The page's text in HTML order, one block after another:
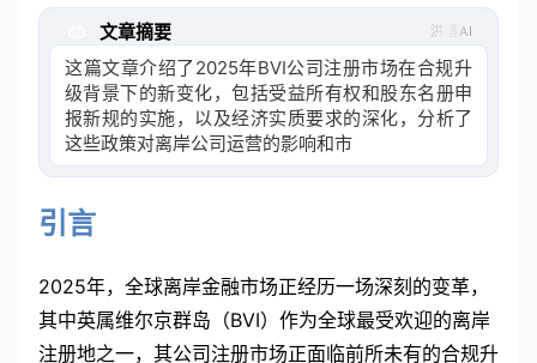
文章摘要 洪墨AI
这篇文章介绍了2025年BVI公司注册市场在合规升
级背景下的新变化，包括受益所有权和股东名册申
报新规的实施，以及经济实质要求的深化，分析了
这些政策对离岸公司运营的影响和市场格局的变
化。
引言
2025年，全球离岸金融市场正经历一场深刻的变革，
其中英属维尔京群岛（BVI）作为全球最受欢迎的离岸